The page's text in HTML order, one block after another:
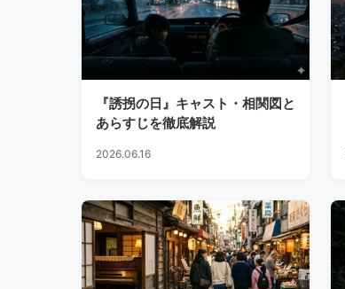
『誘拐の日』キャスト・相関図と
あらすじを徹底解説
2026.06.16